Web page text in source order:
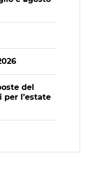
del
per l’estate